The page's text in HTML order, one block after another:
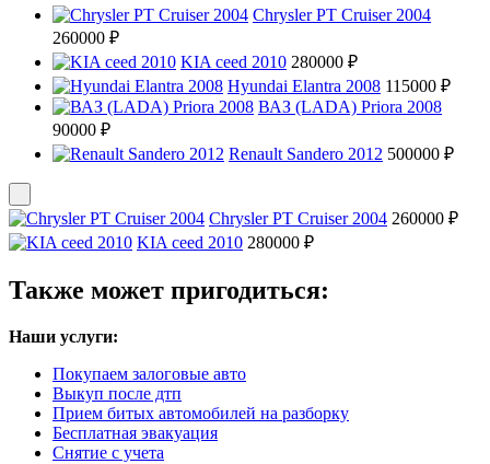
Chrysler PT Cruiser 2004
260000 ₽
KIA ceed 2010 280000 ₽
Hyundai Elantra 2008 115000 ₽
ВАЗ (LADA) Priora 2008
90000 ₽
Renault Sandero 2012 500000 ₽
Chrysler PT Cruiser 2004 260000 ₽
KIA ceed 2010 280000 ₽
Также может пригодиться:
Наши услуги:
Покупаем залоговые авто
Выкуп после дтп
Прием битых автомобилей на разборку
Бесплатная эвакуация
Снятие с учета